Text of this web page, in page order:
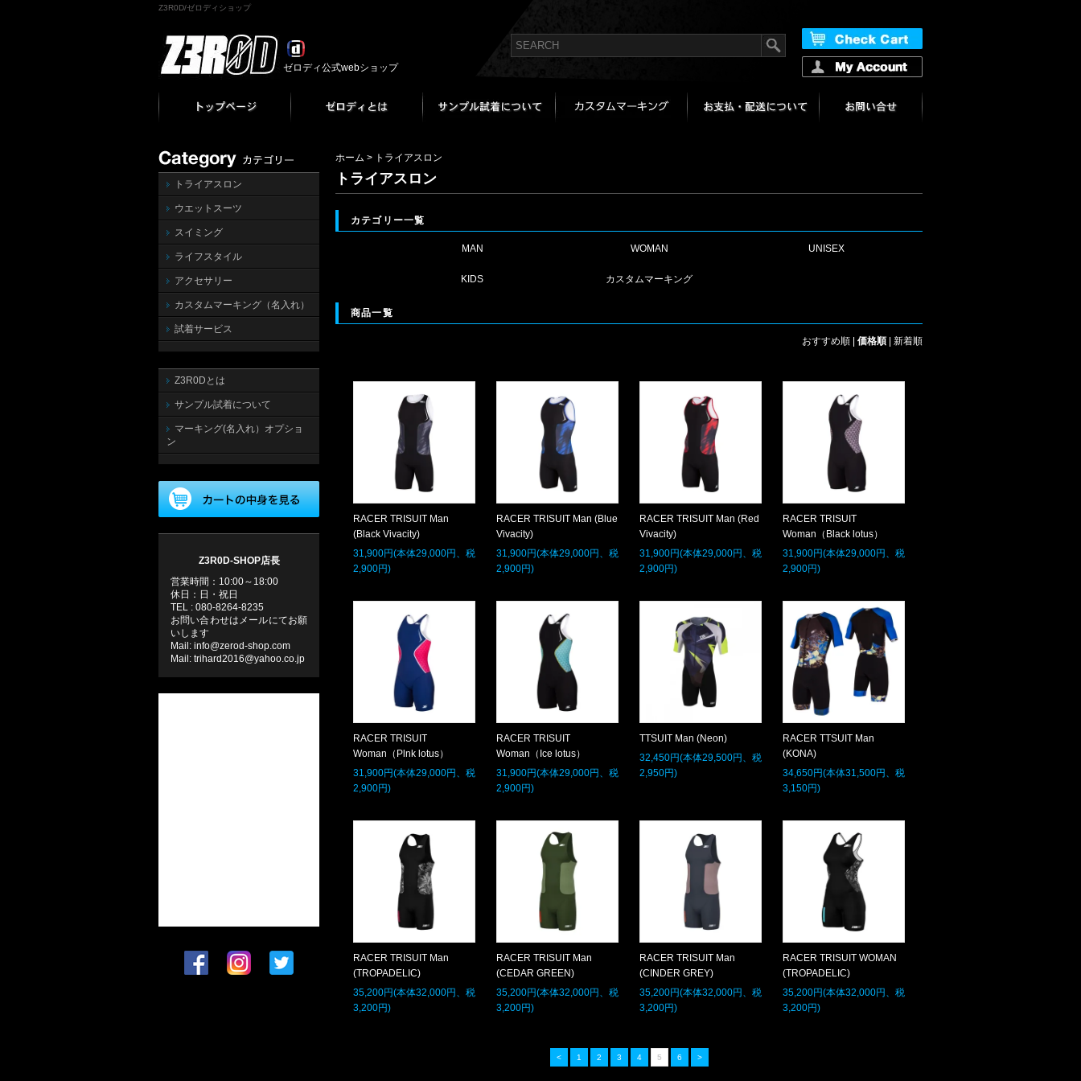
Z3R0D/ゼロディショップ
ゼロディ公式webショップ
トライアスロン
ウエットスーツ
スイミング
ライフスタイル
アクセサリー
カスタムマーキング（名入れ）
試着サービス
Z3R0Dとは
サンプル試着について
マーキング(名入れ）オプショ
ン
Z3R0D-SHOP店長
営業時間：10:00～18:00
休日：日・祝日
TEL : 080-8264-8235
お問い合わせはメールにてお願
いします
Mail: info@zerod-shop.com
Mail: trihard2016@yahoo.co.jp
ホーム > トライアスロン
トライアスロン
カテゴリー一覧
MAN WOMAN UNISEX
KIDS カスタムマーキング
商品一覧
おすすめ順 価格順 新着順
RACER TRISUIT Man
(Black Vivacity)
31,900円(本体29,000円、税
2,900円)
RACER TRISUIT Man (Blue
Vivacity)
31,900円(本体29,000円、税
2,900円)
RACER TRISUIT Man (Red
Vivacity)
31,900円(本体29,000円、税
2,900円)
RACER TRISUIT
Woman（Black lotus）
31,900円(本体29,000円、税
2,900円)
RACER TRISUIT
Woman（Plnk lotus）
31,900円(本体29,000円、税
2,900円)
RACER TRISUIT
Woman（Ice lotus）
31,900円(本体29,000円、税
2,900円)
TTSUIT Man (Neon)
32,450円(本体29,500円、税
2,950円)
RACER TTSUIT Man
(KONA)
34,650円(本体31,500円、税
3,150円)
RACER TRISUIT Man
(TROPADELIC)
35,200円(本体32,000円、税
3,200円)
RACER TRISUIT Man
(CEDAR GREEN)
35,200円(本体32,000円、税
3,200円)
RACER TRISUIT Man
(CINDER GREY)
35,200円(本体32,000円、税
3,200円)
RACER TRISUIT WOMAN
(TROPADELIC)
35,200円(本体32,000円、税
3,200円)
< 1 2 3 4 5 6 >